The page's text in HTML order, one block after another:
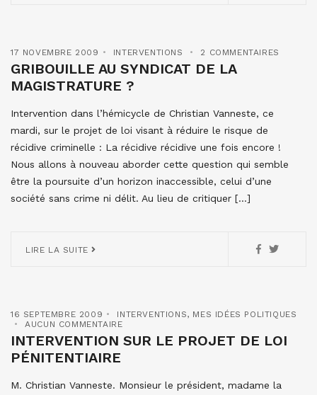
17 NOVEMBRE 2009 INTERVENTIONS 2 COMMENTAIRES
GRIBOUILLE AU SYNDICAT DE LA
MAGISTRATURE ?
Intervention dans l’hémicycle de Christian Vanneste, ce
mardi, sur le projet de loi visant à réduire le risque de
récidive criminelle : La récidive récidive une fois encore !
Nous allons à nouveau aborder cette question qui semble
être la poursuite d’un horizon inaccessible, celui d’une
société sans crime ni délit. Au lieu de critiquer […]
LIRE LA SUITE
16 SEPTEMBRE 2009 INTERVENTIONS, MES IDÉES POLITIQUES
AUCUN COMMENTAIRE
INTERVENTION SUR LE PROJET DE LOI
PÉNITENTIAIRE
M. Christian Vanneste. Monsieur le président, madame la